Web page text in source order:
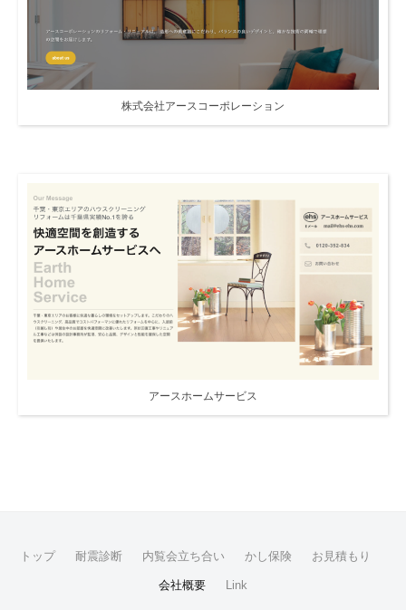
株式会社アースコーポレーション
アースホームサービス
トップ 耐震診断 内覧会立ち合い かし保険 お見積もり
会社概要 Link